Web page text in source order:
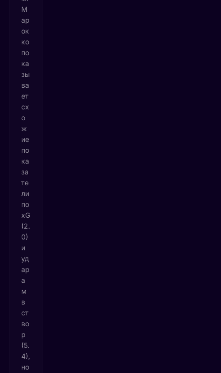
М
ар
ок
ко
по
ка
зы
ва
ет
сх
о
ж
ие
по
ка
за
те
ли
по
xG
(2.
0)
и
уд
ар
а
м
в
ст
во
р
(5.
4),
но